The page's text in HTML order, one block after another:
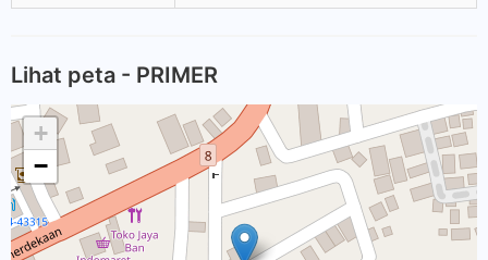
Lihat peta - PRIMER
+
−